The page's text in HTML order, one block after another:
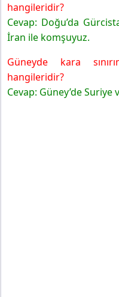
hangileridir?
Cevap: Doğu’da
İran ile komşuyuz.
Güneyde kara
hangileridir?
Cevap: Güney’de